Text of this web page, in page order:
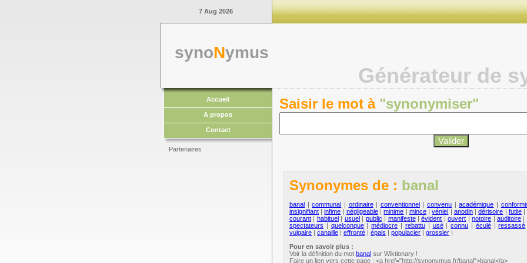
7 Aug 2026
synoNymus
Générateur de
Accueil
A propos
Contact
Partenaires
Saisir le mot à "synonymiser"
Synonymes de : banal
banal |communal | ordinaire| conventionnel|convenu |académique |
insignifiant |infime | négligeable|minime | mince|véniel | anodin|dérisoire | futile|
courant | habituel| usuel| public | manifeste|évident |ouvert |notoire | auditoire |
spectateurs | quelconque|médiocre | rebattu| usé|connu | éculé|ressassé
vulgaire | canaille | effronté | épais | populacier | grossier |
Pour en savoir plus :
Voir la définition du mot banal sur Wiktionary !
Faire un lien vers cette page : <a href="http://synonymus.fr/banal">banal</a>